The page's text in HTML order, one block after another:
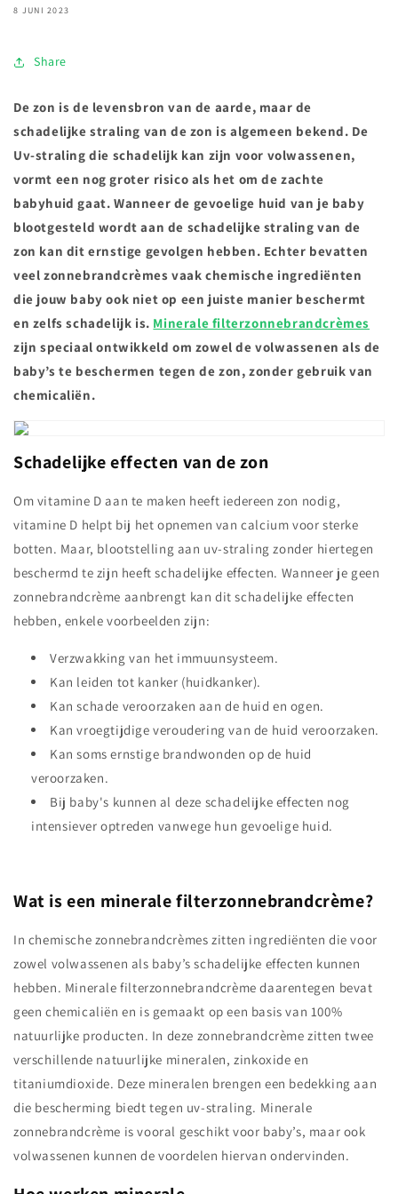
8 JUNI 2023
Share
De zon is de levensbron van de aarde, maar de
schadelijke straling van de zon is algemeen bekend. De
Uv-straling die schadelijk kan zijn voor volwassenen,
vormt een nog groter risico als het om de zachte
babyhuid gaat. Wanneer de gevoelige huid van je baby
blootgesteld wordt aan de schadelijke straling van de
zon kan dit ernstige gevolgen hebben. Echter bevatten
veel zonnebrandcrèmes vaak chemische ingrediënten
die jouw baby ook niet op een juiste manier beschermt
en zelfs schadelijk is. Minerale filterzonnebrandcrèmes
zijn speciaal ontwikkeld om zowel de volwassenen als de
baby’s te beschermen tegen de zon, zonder gebruik van
chemicaliën.
Schadelijke effecten van de zon
Om vitamine D aan te maken heeft iedereen zon nodig,
vitamine D helpt bij het opnemen van calcium voor sterke
botten. Maar, blootstelling aan uv-straling zonder hiertegen
beschermd te zijn heeft schadelijke effecten. Wanneer je geen
zonnebrandcrème aanbrengt kan dit schadelijke effecten
hebben, enkele voorbeelden zijn:
Verzwakking van het immuunsysteem.
Kan leiden tot kanker (huidkanker).
Kan schade veroorzaken aan de huid en ogen.
Kan vroegtijdige veroudering van de huid veroorzaken.
Kan soms ernstige brandwonden op de huid
veroorzaken.
Bij baby's kunnen al deze schadelijke effecten nog
intensiever optreden vanwege hun gevoelige huid.
Wat is een minerale filterzonnebrandcrème?
In chemische zonnebrandcrèmes zitten ingrediënten die voor
zowel volwassenen als baby’s schadelijke effecten kunnen
hebben. Minerale filterzonnebrandcrème daarentegen bevat
geen chemicaliën en is gemaakt op een basis van 100%
natuurlijke producten. In deze zonnebrandcrème zitten twee
verschillende natuurlijke mineralen, zinkoxide en
titaniumdioxide. Deze mineralen brengen een bedekking aan
die bescherming biedt tegen uv-straling. Minerale
zonnebrandcrème is vooral geschikt voor baby’s, maar ook
volwassenen kunnen de voordelen hiervan ondervinden.